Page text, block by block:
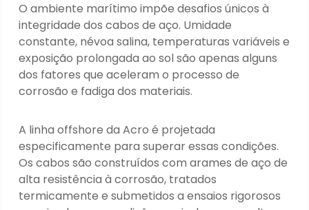
O ambiente marítimo impõe desafios únicos à
integridade dos cabos de aço. Umidade
constante, névoa salina, temperaturas variáveis e
exposição prolongada ao sol são apenas alguns
dos fatores que aceleram o processo de
corrosão e fadiga dos materiais.
A linha offshore da Acro é projetada
especificamente para superar essas condições.
Os cabos são construídos com arames de aço de
alta resistência à corrosão, tratados
termicamente e submetidos a ensaios rigorosos